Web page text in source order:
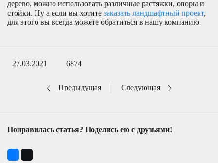
дерево, можно использовать различные растяжки, опоры и
стойки. Ну а если вы хотите заказать ландшафтный проект,
для этого вы всегда можете обратиться в нашу компанию.
27.03.2021 6874
Предыдущая Следующая
Понравилась статья? Поделись ею с друзьями!